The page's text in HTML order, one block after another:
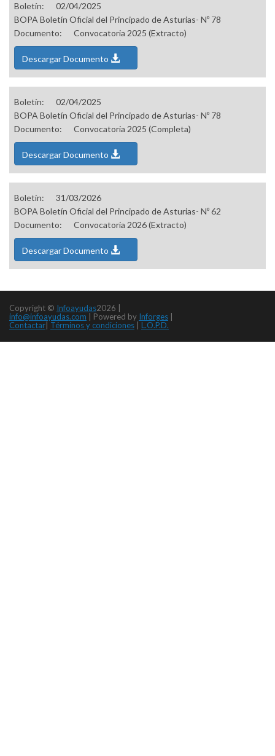
Boletín:
02/04/2025
BOPA Boletín Oficial del Principado de Asturias- Nº 78
Documento:
Convocatoria 2025 (Extracto)
Descargar Documento
Boletín:
02/04/2025
BOPA Boletín Oficial del Principado de Asturias- Nº 78
Documento:
Convocatoria 2025 (Completa)
Descargar Documento
Boletín:
31/03/2026
BOPA Boletín Oficial del Principado de Asturias- Nº 62
Documento:
Convocatoria 2026 (Extracto)
Descargar Documento
Copyright © Infoayudas2026 |
info@infoayudas.com
Powered by Inforges
Contactar Términos y condiciones L.O.P.D.